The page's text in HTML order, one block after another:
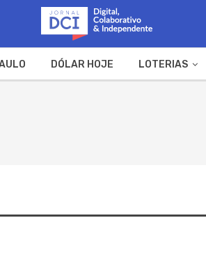
DÓLAR HOJE LOTERIAS